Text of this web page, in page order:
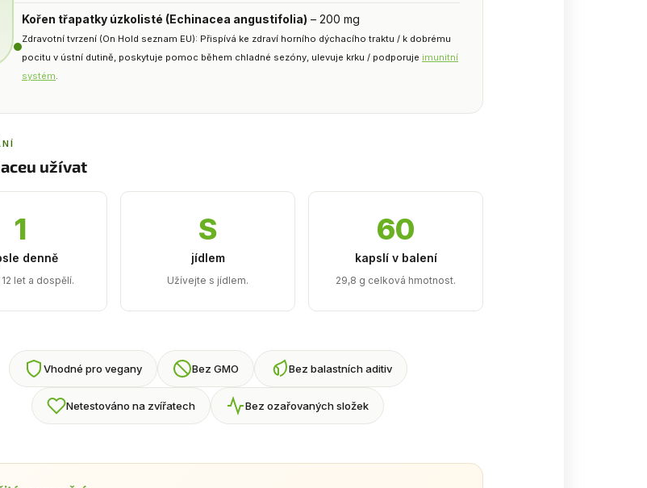
Kořen třapatky úzkolisté (Echinacea angustifolia) – 200 mg
Zdravotní tvrzení (On Hold seznam EU): Přispívá ke zdraví horního dýchacího traktu / k dobrému
pocitu v ústní dutině, poskytuje pomoc během chladné sezóny, ulevuje krku / podporuje imunitní
systém.
užívat
1
denně
let a dospělí.
S
jídlem
Užívejte s jídlem.
60
kapslí v balení
29,8 g celková hmotnost.
Vhodné pro vegany Bez GMO Bez balastních aditiv
Netestováno na zvířatech Bez ozařovaných složek